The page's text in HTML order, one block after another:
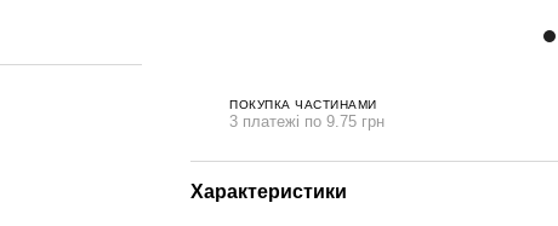
ПОКУПКА ЧАСТИНАМИ
3 платежі по 9.75 грн
Характеристики